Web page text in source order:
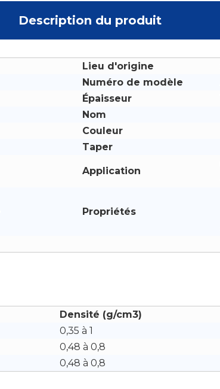
Description du produit
Lieu d'origine
Numéro de modèle
Épaisseur
Nom
Couleur
Taper
Application
Propriétés
Densité (g/cm3)
0,35 à 1
0,48 à 0,8
0,48 à 0,8